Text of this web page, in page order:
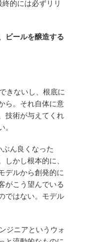
的には必ずリリ
ビールを醸造する
きないし、根底に
ら。それ自体に意
技術が与えてくれ
ん良くなった
かし根本的に、
デルから創発的に
がこう望んでいる
ではない。モデル
ジニアというウォ